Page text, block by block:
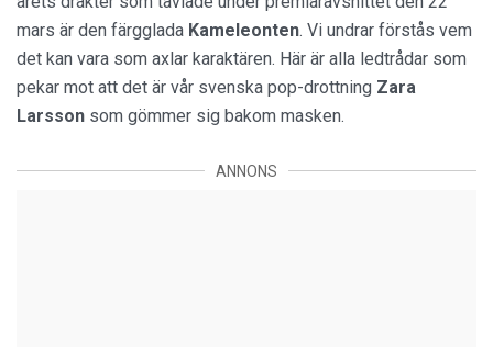
mars är den färgglada Kameleonten. Vi undrar förstås vem
det kan vara som axlar karaktären. Här är alla ledtrådar som
pekar mot att det är vår svenska pop-drottning Zara
Larsson som gömmer sig bakom masken.
ANNONS